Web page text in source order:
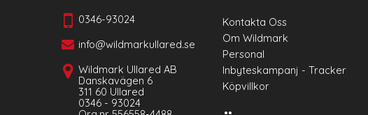
0346-93024
info@wildmarkullared.se
Wildmark Ullared AB
Danskavägen 6
311 60 Ullared
0346 - 93024
Kontakta Oss
Om Wildmark
Personal
Inbyteskampanj - Tracker
Köpvillkor